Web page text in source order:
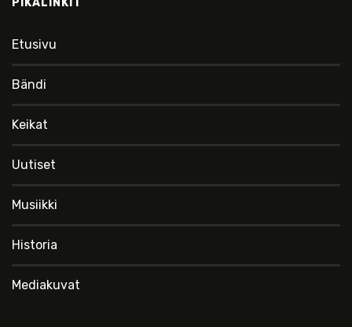
PIKALINKIT
Etusivu
Bändi
Keikat
Uutiset
Musiikki
Historia
Mediakuvat